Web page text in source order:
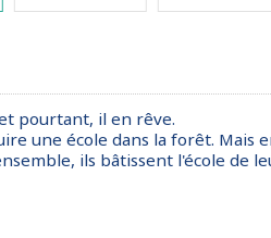
pourtant, il en rêve.
une école dans la forêt.
ils bâtissent l'école de